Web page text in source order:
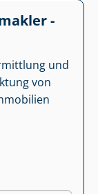
-
und
von